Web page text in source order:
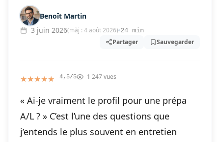
Benoît Martin
3 juin 2026(màj : 4 août 2026) 24 min
Partager Sauvegarder
★★★★★
★★★★★ 4,5/5 1 247 vues
« Ai-je vraiment le profil pour une prépa
A/L ? » C’est l’une des questions que
j’entends le plus souvent en entretien